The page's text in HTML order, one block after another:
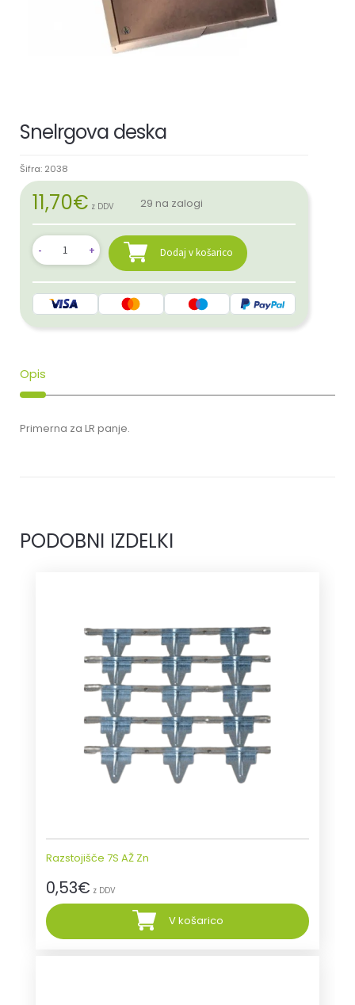
Snelrgova deska
Šifra: 2038
11,70€ z DDV 29 na zalogi
Dodaj v košarico
Opis
Primerna za LR panje.
PODOBNI IZDELKI
Razstojišče 7S AŽ Zn
0,53€ z DDV
V košarico